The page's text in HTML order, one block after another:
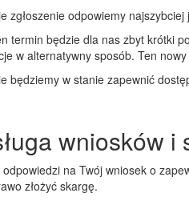
zgłoszenie odpowiemy
termin będzie dla nas zbyt krótki
w alternatywny sposób. Ten
będziemy w stanie zapewnić
wniosków
odpowiedzi na Twój wniosek o
złożyć skargę.